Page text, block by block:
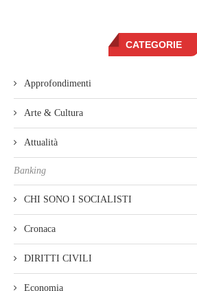
CATEGORIE
Approfondimenti
Arte & Cultura
Attualità
Banking
CHI SONO I SOCIALISTI
Cronaca
DIRITTI CIVILI
Economia